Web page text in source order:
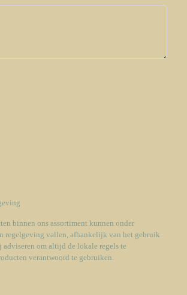
binnen ons assortiment kunnen onder
regelgeving vallen, afhankelijk van het gebruik
adviseren om altijd de lokale regels te
verantwoord te gebruiken.